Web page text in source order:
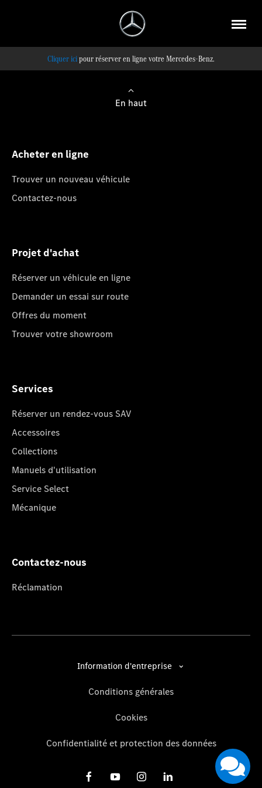
pour réserver en ligne votre Mercedes-Benz.
En haut
Acheter en ligne
Trouver un nouveau véhicule
Contactez-nous
Projet d'achat
Réserver un véhicule en ligne
Demander un essai sur route
Offres du moment
Trouver votre showroom
Services
Réserver un rendez-vous SAV
Accessoires
Collections
Manuels d'utilisation
Service Select
Mécanique
Contactez-nous
Réclamation
Information d'entreprise
Conditions générales
Cookies
Confidentialité et protection des données